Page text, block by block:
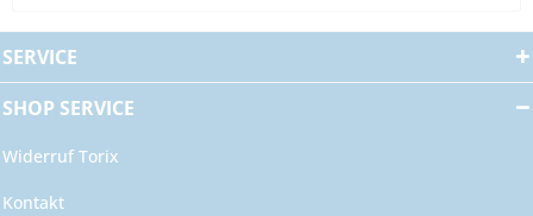
SERVICE
SHOP SERVICE
Widerruf Torix
Kontakt